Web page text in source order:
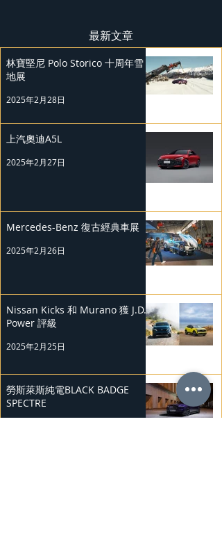
最新文章
林寶堅尼 Polo Storico 十周年雪
地展
2025年2月28日
上汽奧迪A5L
2025年2月27日
Mercedes-Benz 復古經典車展
2025年2月26日
Nissan Kicks 和 Murano 獲 J.D.
Power 評級
2025年2月25日
勞斯萊斯純電BLACK BADGE
SPECTRE